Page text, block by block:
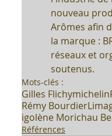
nouveau
Arômes afin
la marque :
réseaux et
soutenus.
Mots-clés :
Gilles Flichymichelin
Rémy Bourdier
igolène Morichau
Références